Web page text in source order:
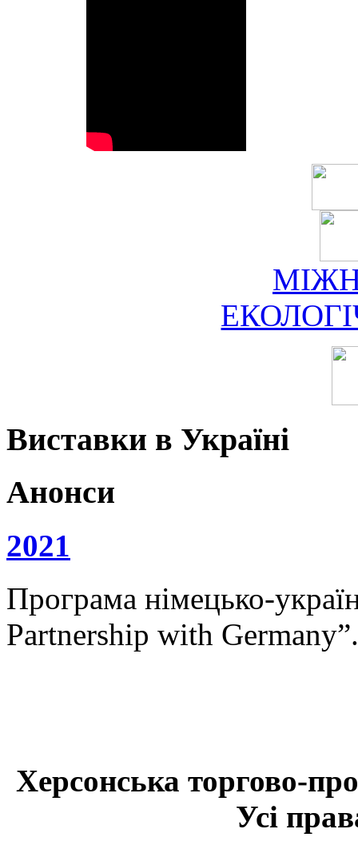
Виставки в Україні
Анонси
2021
Програма німецько-
Partnership with
Херсонська торгово-
Усі